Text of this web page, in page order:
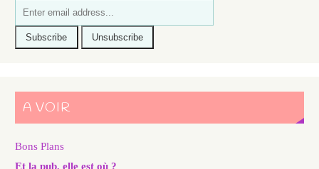
A VOIR
Bons Plans
Et la pub, elle est où ?